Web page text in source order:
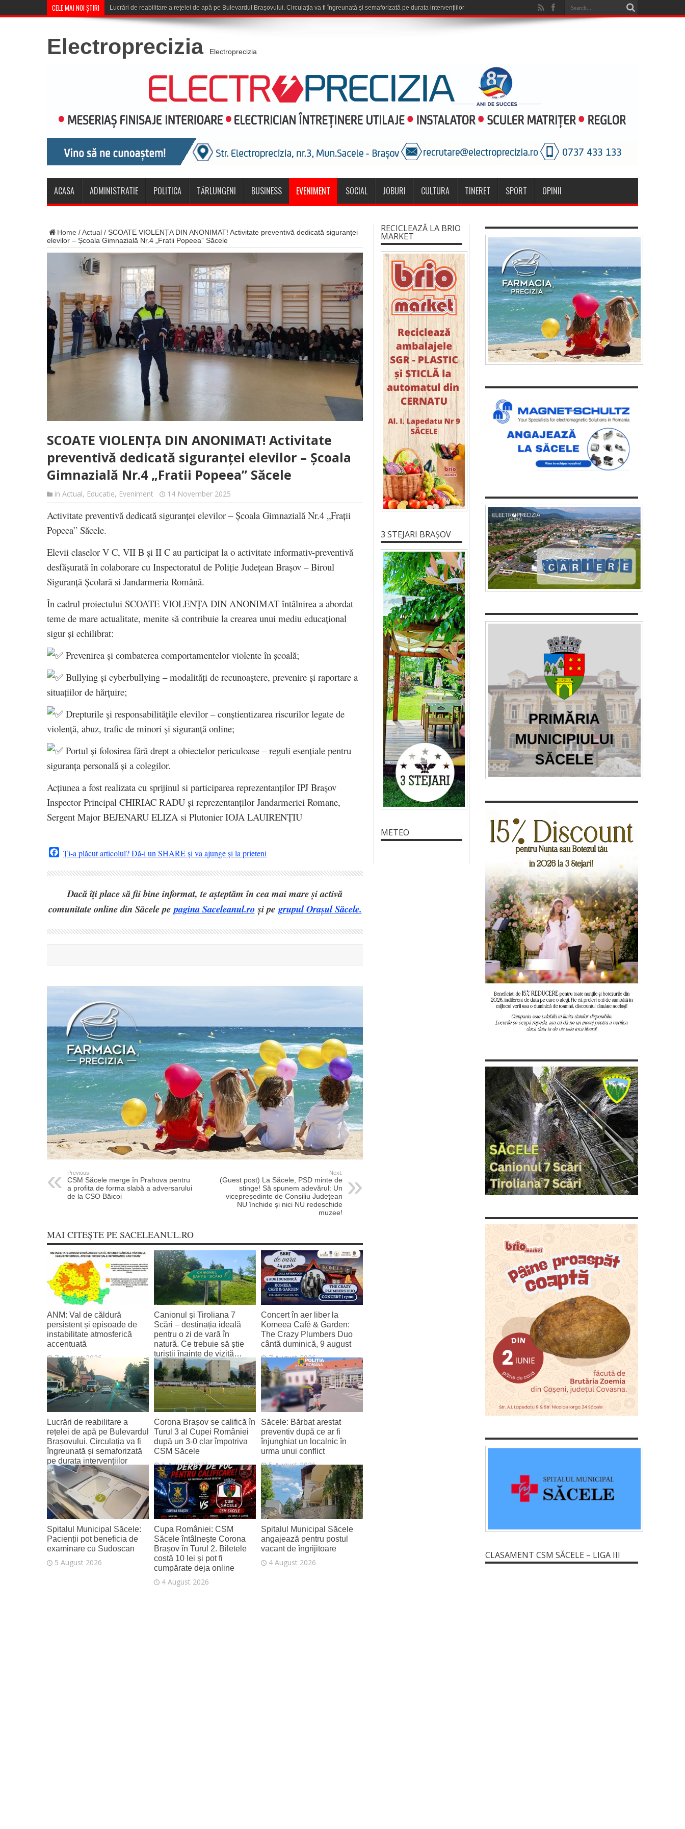
CELE MAI NOI ȘTIRI Corona Brașov se califică în Tu
Electroprecizia Electroprecizia
ACASA ADMINISTRATIE POLITICA TĂRLUNGENI BUSINESS EVENIMENT SOCIAL JOBURI CULTURA TINERET SPORT OPINII
Home /Actual / SCOATE VIOLENȚA DIN ANONIMAT! Activitate preventivă dedicată siguranței
elevilor – Școala Gimnazială Nr.4 „Fratii Popeea” Săcele
SCOATE VIOLENȚA DIN ANONIMAT! Activitate
preventivă dedicată siguranței elevilor – Școala
Gimnazială Nr.4 „Fratii Popeea” Săcele
in Actual, Educatie, Eveniment 14 November 2025
Activitate preventivă dedicată siguranței elevilor – Școala Gimnazială Nr.4 „Frații
Popeea” Săcele.
Elevii claselor V C, VII B și II C au participat la o activitate informativ-preventivă
desfășurată în colaborare cu Inspectoratul de Poliție Județean Brașov – Biroul
Siguranță Școlară si Jandarmeria Română.
În cadrul proiectului SCOATE VIOLENȚA DIN ANONIMAT întâlnirea a abordat
teme de mare actualitate, menite să contribuie la crearea unui mediu educațional
sigur și echilibrat:
Prevenirea și combaterea comportamentelor violente în școală;
Bullying și cyberbullying – modalități de recunoaștere, prevenire și raportare a
situațiilor de hărțuire;
Drepturile și responsabilitățile elevilor – conștientizarea riscurilor legate de
violență, abuz, trafic de minori și siguranță online;
Portul și folosirea fără drept a obiectelor periculoase – reguli esențiale pentru
siguranța personală și a colegilor.
Acțiunea a fost realizata cu sprijinul si participarea reprezentanților IPJ Brașov
Inspector Principal CHIRIAC RADU și reprezentanților Jandarmeriei Romane,
Sergent Major BEJENARU ELIZA si Plutonier IOJA LAUIRENȚIU
Facebook
Ți-a plăcut articolul? Dă-i un SHARE și va ajunge și la prieteni
Dacă îți place să fii bine informat, te așteptăm în cea mai mare și activă
comunitate online din Săcele pepagina Saceleanul.roși pe grupul Orașul Săcele.
Previous:
CSM Săcele merge în Prahova pentru
a profita de forma slabă a adversarului
de la CSO Băicoi
Next:
(Guest post) La Săcele, PSD minte de
stinge! Să spunem adevărul: Un
vicepreședinte de Consiliu Județean
NU închide și nici NU redeschide
muzee!
MAI CITEȘTE PE SACELEANUL.RO
ANM: Val de căldură
persistent și episoade de
instabilitate atmosferică
accentuată
7 August 2026
Canionul și Tiroliana 7
Scări – destinația ideală
pentru o zi de vară în
natură. Ce trebuie să știe
turiștii înainte de vizită…
7 August 2026
Concert în aer liber la
Komeea Café & Garden:
The Crazy Plumbers Duo
cântă duminică, 9 august
7 August 2026
Lucrări de reabilitare a
rețelei de apă pe Bulevardul
Brașovului. Circulația va fi
îngreunată și semaforizată
pe durata intervențiilor
6 August 2026
Corona Brașov se califică în
Turul 3 al Cupei României
după un 3-0 clar împotriva
CSM Săcele
6 August 2026
Săcele: Bărbat arestat
preventiv după ce ar fi
înjunghiat un localnic în
urma unui conflict
5 August 2026
Spitalul Municipal Săcele:
Pacienții pot beneficia de
examinare cu Sudoscan
5 August 2026
Cupa României: CSM
Săcele întâlnește Corona
Brașov în Turul 2. Biletele
costă 10 lei și pot fi
cumpărate deja online
4 August 2026
Spitalul Municipal Săcele
angajează pentru postul
vacant de îngrijitoare
4 August 2026
RECICLEAZĂ LA BRIO
MARKET
3 STEJARI BRAȘOV
METEO
CLASAMENT CSM SĂCELE – LIGA III